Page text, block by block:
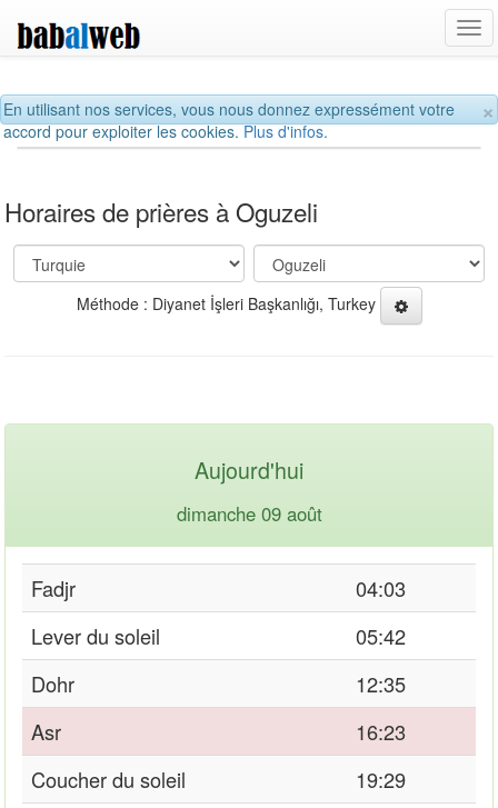
×
En utilisant nos services, vous nous donnez expressément votre
accord pour exploiter les cookies.Plus d'infos.
Horaires de prières à Oguzeli
Méthode : Diyanet İşleri Başkanlığı, Turkey
Aujourd'hui
dimanche 09 août
Fadjr
04:03
Lever du soleil
05:42
Dohr
12:35
Asr
16:23
Coucher du soleil
19:29